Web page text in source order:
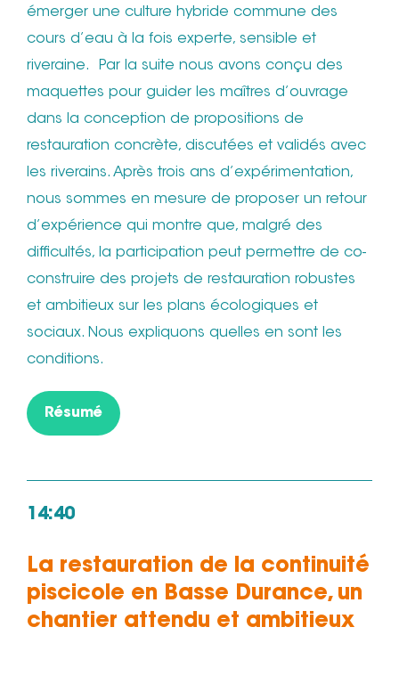
émerger une culture hybride commune des
cours d’eau à la fois experte, sensible et
riveraine. Par la suite nous avons conçu des
maquettes pour guider les maîtres d’ouvrage
dans la conception de propositions de
restauration concrète, discutées et validés avec
les riverains. Après trois ans d’expérimentation,
nous sommes en mesure de proposer un retour
d’expérience qui montre que, malgré des
difficultés, la participation peut permettre de co-
construire des projets de restauration robustes
et ambitieux sur les plans écologiques et
sociaux. Nous expliquons quelles en sont les
conditions.
Résumé
14:40
La restauration de la continuité
piscicole en Basse Durance, un
chantier attendu et ambitieux